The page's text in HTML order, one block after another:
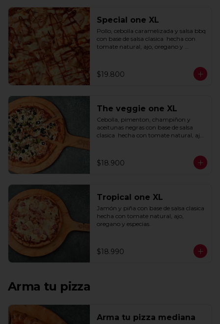
Special one XL
Pollo, cebolla caramelizada y salsa bbq
con base de salsa clasica  hecha con
tomate natural, ajo, oregano y
$19.800
The veggie one XL
Cebolla, pimenton, champiñon y
aceitunas negras con base de salsa
clasica  hecha con tomate natural, ajo,
$18.900
Tropical one XL
Jamón y piña con base de salsa clasica
hecha con tomate natural, ajo,
oregano y especias.
$18.990
Arma tu pizza
Arma tu pizza mediana